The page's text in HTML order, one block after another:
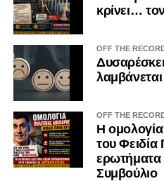
Οι συγκρούσεις συμφερόντων
ανάγκην με διαφθορά. Όταν,
αδήλωτες, μπορούν να
αποφάσεις και να οδηγήσουν
διαδικασίας λήψης
συμφέροντα. Ο ΟΟΣΑ έχει
άσκηση επιρροής περιορίζει
και υπονομεύει την
Η ψηφιακή επικοινωνία
κρίνει…
OFF THE
OFF THE
Η
του Φειδία
ερωτήματα
Συμβούλιο